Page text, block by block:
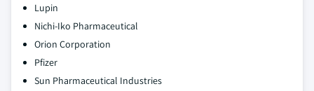
Lupin
Nichi-Iko Pharmaceutical
Orion Corporation
Pfizer
Sun Pharmaceutical Industries